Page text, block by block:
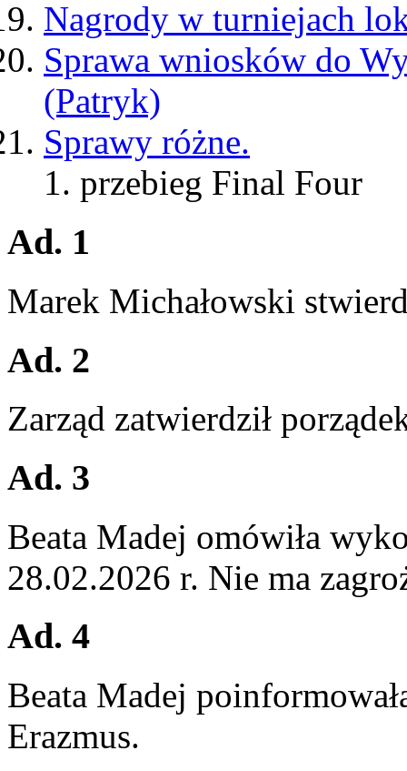
Nagrody w turniejach
Sprawa wniosków do
(Patryk)
Sprawy różne.
przebieg Final Four
Ad. 1
Marek Michałowski
Ad. 2
Zarząd zatwierdził
Ad. 3
Beata Madej omówiła
28.02.2026 r. Nie ma
Ad. 4
Beata Madej
Erazmus.